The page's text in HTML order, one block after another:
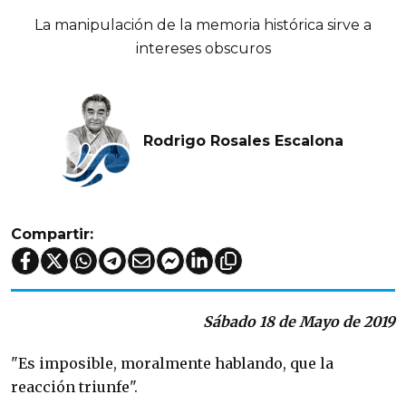
La manipulación de la memoria histórica sirve a
intereses obscuros
Rodrigo Rosales Escalona
Compartir:
Sábado 18 de Mayo de 2019
"Es imposible, moralmente hablando, que la
reacción triunfe".